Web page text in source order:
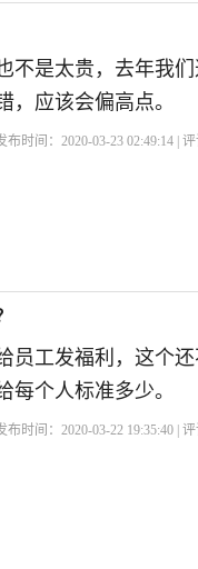
不是太贵，去年我
，应该会偏高点。
布时间：2020-03-23 02:49:14 |
员工发福利，这个
每个人标准多少。
布时间：2020-03-22 19:35:40 |